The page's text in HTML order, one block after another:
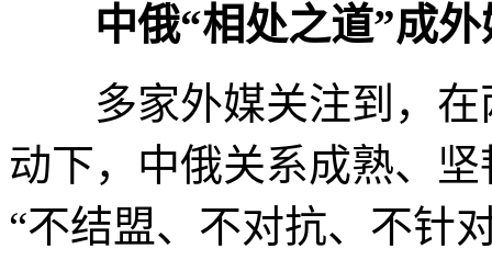
中俄“相处之道”成
多家外媒关注到，在
动下，中俄关系成熟、
“不结盟、不对抗、不针